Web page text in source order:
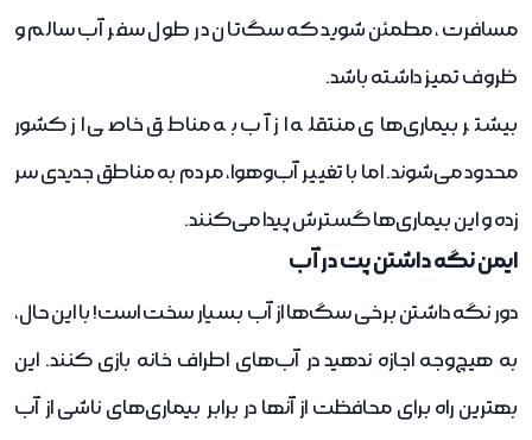
مسافرت، مطمئن شوید که سگ‌تان در طول سفر آب سالم و
ظروف تمیز داشته باشد.
بیشتر بیماری‌های منتقله از آب به مناطق خاصی از کشور
محدود می‌شوند. اما با تغییر آب‌وهوا، مردم به مناطق جدیدی سر
زده و این بیماری‌ها گسترش پیدا می‌کنند.
ایمن نگه داشتن پت در آب
دور نگه داشتن برخی سگ‌ها از آب بسیار سخت است! با این حال،
به هیچ‌وجه اجازه ندهید در آب‌های اطراف خانه بازی کنند. این
بهترین راه برای محافظت از آنها در برابر بیماری‌های ناشی از آب